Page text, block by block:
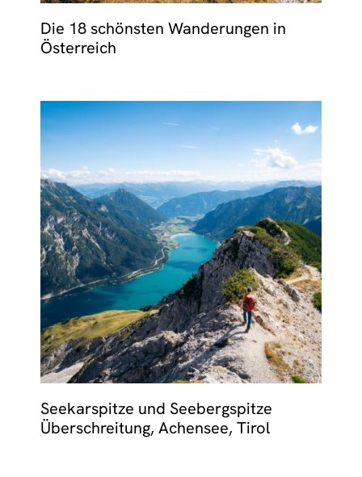
Die 18 schönsten Wanderungen in
Österreich
Seekarspitze und Seebergspitze
Überschreitung, Achensee, Tirol